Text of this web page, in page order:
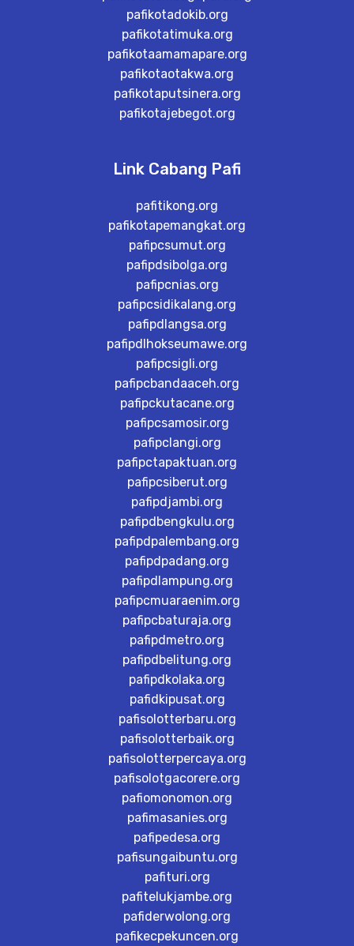
pafikotadokib.org
pafikotatimuka.org
pafikotaamamapare.org
pafikotaotakwa.org
pafikotaputsinera.org
pafikotajebegot.org
Link Cabang Pafi
pafitikong.org
pafikotapemangkat.org
pafipcsumut.org
pafipdsibolga.org
pafipcnias.org
pafipcsidikalang.org
pafipdlangsa.org
pafipdlhokseumawe.org
pafipcsigli.org
pafipcbandaaceh.org
pafipckutacane.org
pafipcsamosir.org
pafipclangi.org
pafipctapaktuan.org
pafipcsiberut.org
pafipdjambi.org
pafipdbengkulu.org
pafipdpalembang.org
pafipdpadang.org
pafipdlampung.org
pafipcmuaraenim.org
pafipcbaturaja.org
pafipdmetro.org
pafipdbelitung.org
pafipdkolaka.org
pafidkipusat.org
pafisolotterbaru.org
pafisolotterbaik.org
pafisolotterpercaya.org
pafisolotgacorere.org
pafiomonomon.org
pafimasanies.org
pafipedesa.org
pafisungaibuntu.org
pafituri.org
pafitelukjambe.org
pafiderwolong.org
pafikecpekuncen.org